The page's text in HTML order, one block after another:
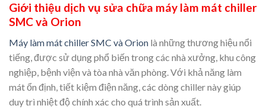
Giới thiệu dịch vụ sửa chữa máy làm mát chiller
SMC và Orion
Máy làm mát chiller SMC và Orion là những thương hiệu nổi
tiếng, được sử dụng phổ biến trong các nhà xưởng, khu công
nghiệp, bệnh viện và tòa nhà văn phòng. Với khả năng làm
mát ổn định, tiết kiệm điện năng, các dòng chiller này giúp
duy trì nhiệt độ chính xác cho quá trình sản xuất.